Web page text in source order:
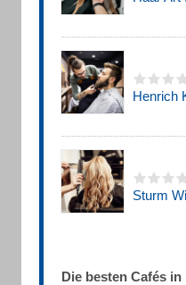
Henrich
Sturm
Die besten Cafés